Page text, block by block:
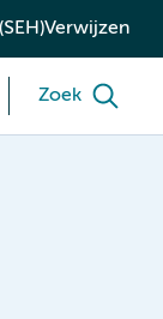
Verwijzen
Zoek